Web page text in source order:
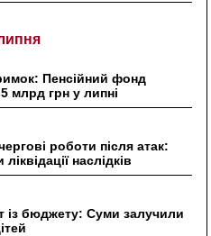
Пенсійний фонд
млрд грн у липні
роботи після атак:
наслідків
із бюджету: Суми залучили